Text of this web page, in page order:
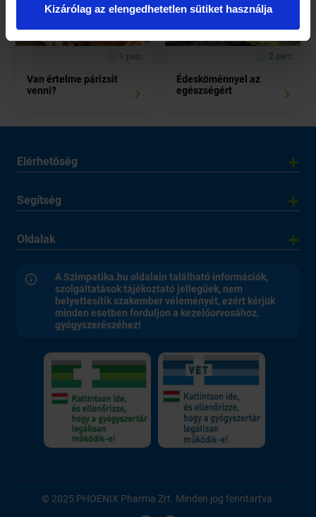
Kizárólag az elengedhetetlen sütiket használja
1 perc
Van értelme párizsit
venni?
2 perc
Édesköménnyel az
egészségért
Elérhetőség
Segítség
Oldalak
A Szimpatika.hu oldalain található információk,
szolgáltatások tájékoztató jellegűek, nem
helyettesítik szakember véleményét, ezért kérjük
minden esetben forduljon a kezelőorvosához,
gyógyszerészéhez!
© 2025 PHOENIX Pharma Zrt. Minden jog fenntartva.